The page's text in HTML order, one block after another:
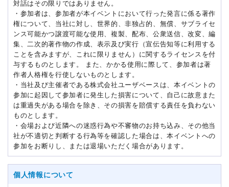
対話はその限りではありません。
・参加者は、参加者が本イベントにおいて行った発言に係る著作
権について、当社に対し、世界的、非独占的、無償、サブライセ
ンス可能かつ譲渡可能な使用、複製、配布、公衆送信、改変、編
集、二次的著作物の作成、表示及び実行（宣伝告知等に利用する
ことを含みますが、これに限りません）に関するライセンスを付
与するものとします。 また、かかる使用に際して、参加者は著
作者人格権を行使しないものとします。
・当社及び主催者である株式会社ユーザベースは、本イベントの
参加に起因して参加者に発生した損害について、自己に故意また
は重過失がある場合を除き、その損害を賠償する責任を負わない
ものとします。
・会場および近隣への迷惑行為や不審物のお持ち込み、その他当
社が不適切と判断する行為等を確認した場合は、本イベントへの
参加をお断りし、または退場いただく場合があります。
個人情報について